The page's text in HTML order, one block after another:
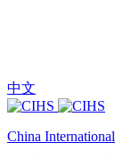
中文
China